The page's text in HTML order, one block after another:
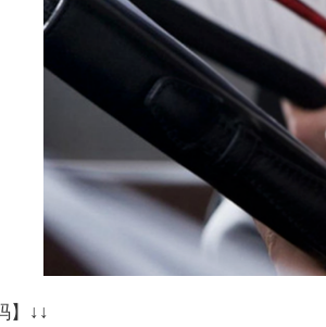
】↓↓